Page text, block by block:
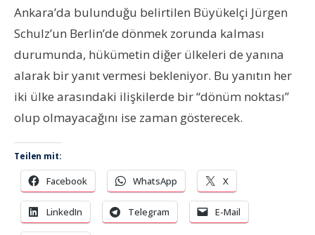
Ankara’da bulunduğu belirtilen Büyükelçi Jürgen
Schulz’un Berlin’de dönmek zorunda kalması
durumunda, hükümetin diğer ülkeleri de yanına
alarak bir yanıt vermesi bekleniyor. Bu yanıtın her
iki ülke arasındaki ilişkilerde bir “dönüm noktası”
olup olmayacağını ise zaman gösterecek.
Teilen mit:
Facebook WhatsApp X
LinkedIn Telegram E-Mail